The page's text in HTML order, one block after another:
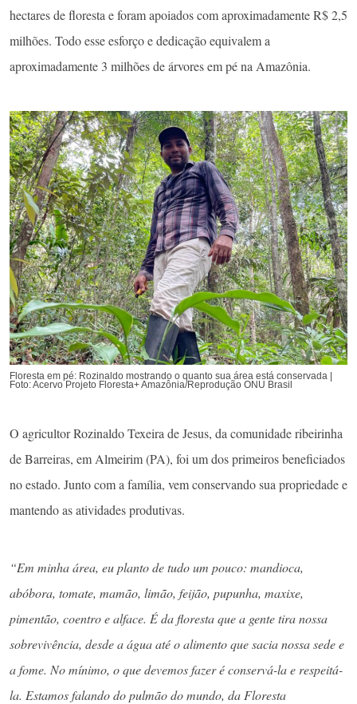
hectares de floresta e foram apoiados com aproximadamente R$ 2,5
milhões. Todo esse esforço e dedicação equivalem a
aproximadamente 3 milhões de árvores em pé na Amazônia.
Floresta em pé: Rozinaldo mostrando o quanto sua área está conservada |
Foto: Acervo Projeto Floresta+ Amazônia/Reprodução ONU Brasil
O agricultor Rozinaldo Texeira de Jesus, da comunidade ribeirinha
de Barreiras, em Almeirim (PA), foi um dos primeiros beneficiados
no estado. Junto com a família, vem conservando sua propriedade e
mantendo as atividades produtivas.
“Em minha área, eu planto de tudo um pouco: mandioca,
abóbora, tomate, mamão, limão, feijão, pupunha, maxixe,
pimentão, coentro e alface. É da floresta que a gente tira nossa
sobrevivência, desde a água até o alimento que sacia nossa sede e
a fome. No mínimo, o que devemos fazer é conservá-la e respeitá-
la. Estamos falando do pulmão do mundo, da Floresta